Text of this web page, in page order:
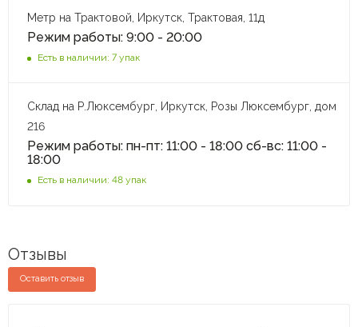
Метр на Трактовой, Иркутск, Трактовая, 11д
Режим работы: 9:00 - 20:00
Есть в наличии: 7 упак
Склад на Р.Люксембург, Иркутск, Розы Люксембург, дом
216
Режим работы: пн-пт: 11:00 - 18:00 сб-вс: 11:00 -
18:00
Есть в наличии: 48 упак
Отзывы
Оставить отзыв